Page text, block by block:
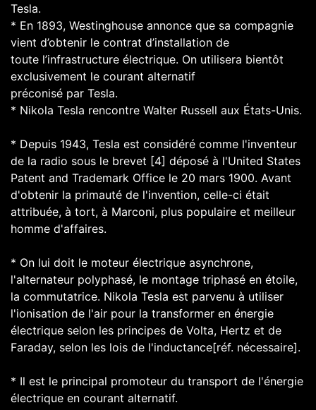
Tesla.
* En 1893, Westinghouse annonce que sa compagnie
vient d’obtenir le contrat d’installation de
toute l’infrastructure électrique. On utilisera bientôt
exclusivement le courant alternatif
préconisé par Tesla.
* Nikola Tesla rencontre Walter Russell aux États-Unis.
* Depuis 1943, Tesla est considéré comme l'inventeur
de la radio sous le brevet [4] déposé à l'United States
Patent and Trademark Office le 20 mars 1900. Avant
d'obtenir la primauté de l'invention, celle-ci était
attribuée, à tort, à Marconi, plus populaire et meilleur
homme d'affaires.
* On lui doit le moteur électrique asynchrone,
l'alternateur polyphasé, le montage triphasé en étoile,
la commutatrice. Nikola Tesla est parvenu à utiliser
l'ionisation de l'air pour la transformer en énergie
électrique selon les principes de Volta, Hertz et de
Faraday, selon les lois de l'inductance[réf. nécessaire].
* Il est le principal promoteur du transport de l'énergie
électrique en courant alternatif.